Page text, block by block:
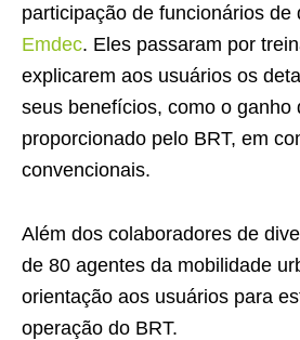
participação de funcionários de
Emdec. Eles passaram por
explicarem aos usuários os
seus benefícios, como o ganho
proporcionado pelo BRT, em
convencionais.
Além dos colaboradores de
de 80 agentes da mobilidade
orientação aos usuários para
operação do BRT.